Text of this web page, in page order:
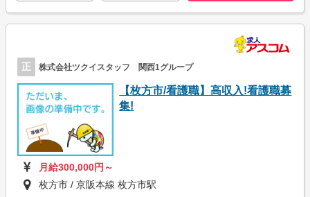
正 株式会社ツクイスタッフ 関西1グループ
【枚方市/看護職】高収入!看護職募
集!
月給300,000円～
枚方市 / 京阪本線 枚方市駅